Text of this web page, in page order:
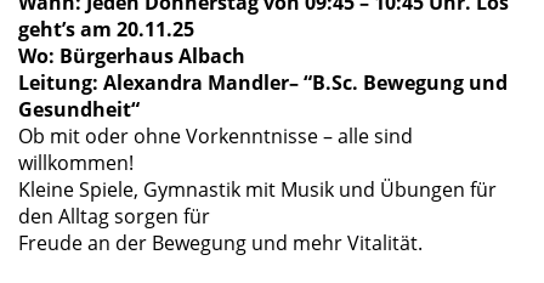
geht’s am 20.11.25
Wo: Bürgerhaus Albach
Leitung: Alexandra Mandler– “B.Sc. Bewegung und
Gesundheit“
Ob mit oder ohne Vorkenntnisse – alle sind
willkommen!
Kleine Spiele, Gymnastik mit Musik und Übungen für
den Alltag sorgen für
Freude an der Bewegung und mehr Vitalität.